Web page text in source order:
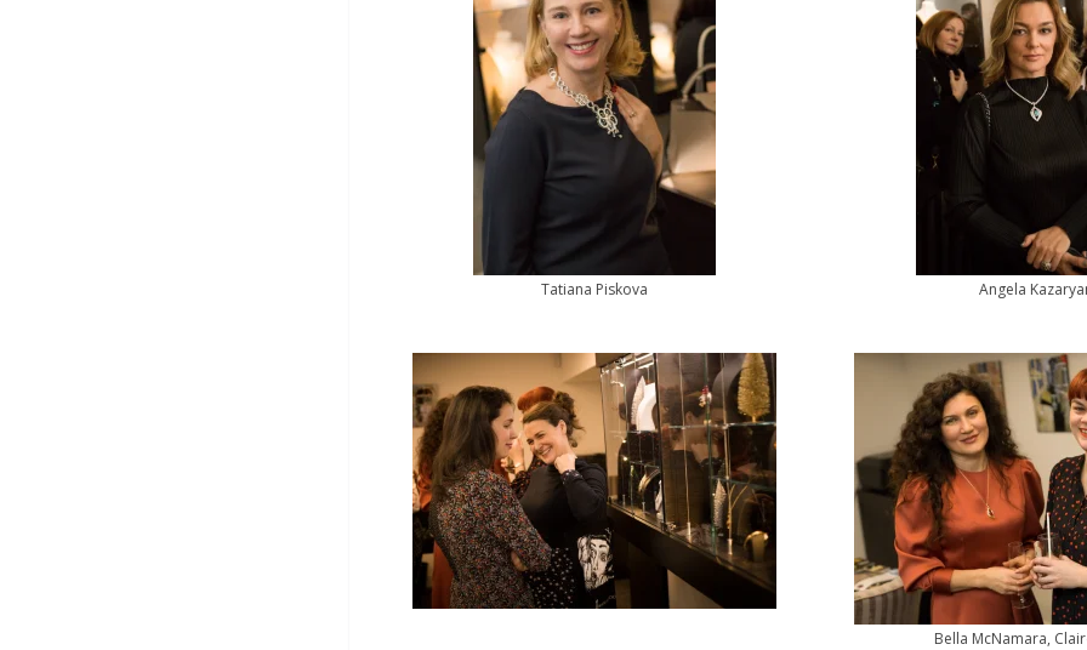
Tatiana Piskova Angela
Bella McNamara,